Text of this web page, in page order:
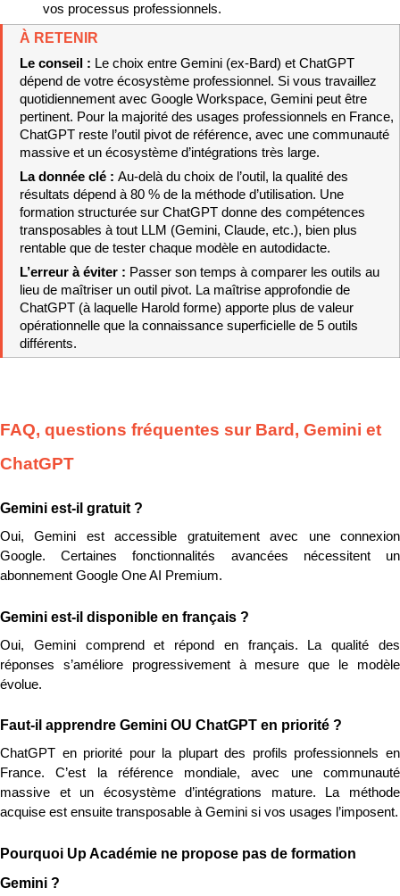
vos processus professionnels.
À RETENIR
Le conseil : Le choix entre Gemini (ex-Bard) et ChatGPT
dépend de votre écosystème professionnel. Si vous travaillez
quotidiennement avec Google Workspace, Gemini peut être
pertinent. Pour la majorité des usages professionnels en France,
ChatGPT reste l’outil pivot de référence, avec une communauté
massive et un écosystème d’intégrations très large.
La donnée clé : Au-delà du choix de l’outil, la qualité des
résultats dépend à 80 % de la méthode d’utilisation. Une
formation structurée sur ChatGPT donne des compétences
transposables à tout LLM (Gemini, Claude, etc.), bien plus
rentable que de tester chaque modèle en autodidacte.
L’erreur à éviter : Passer son temps à comparer les outils au
lieu de maîtriser un outil pivot. La maîtrise approfondie de
ChatGPT (à laquelle Harold forme) apporte plus de valeur
opérationnelle que la connaissance superficielle de 5 outils
différents.
FAQ, questions fréquentes sur Bard, Gemini et
ChatGPT
Gemini est-il gratuit ?
Oui, Gemini est accessible gratuitement avec une connexion
Google. Certaines fonctionnalités avancées nécessitent un
abonnement Google One AI Premium.
Gemini est-il disponible en français ?
Oui, Gemini comprend et répond en français. La qualité des
réponses s’améliore progressivement à mesure que le modèle
évolue.
Faut-il apprendre Gemini OU ChatGPT en priorité ?
ChatGPT en priorité pour la plupart des profils professionnels en
France. C’est la référence mondiale, avec une communauté
massive et un écosystème d’intégrations mature. La méthode
acquise est ensuite transposable à Gemini si vos usages l’imposent.
Pourquoi Up Académie ne propose pas de formation
Gemini ?